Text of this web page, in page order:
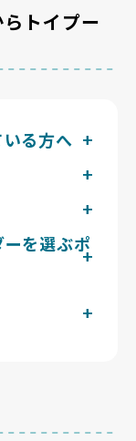
トイプー
る方へ
ルには、集合
所を確保しや
す。
以上に運動意
に加え、室内
あるタイプで
較的少なめで
ミングは欠か
吠えが定着し
た盆地で、夏
と全国で
。シングルコ
しい時間帯の
利点といえま
を選ぶポ
強く、進行性
る犬種です。
れるブリーダ
ーダーは1件
基準」と「12